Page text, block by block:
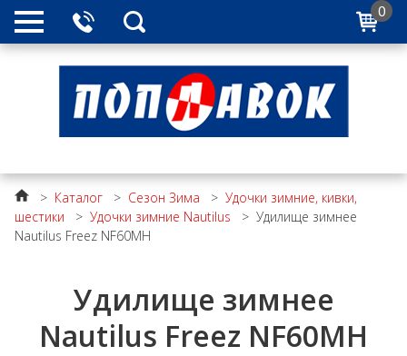
0
> Каталог > Сезон Зима > Удочки зимние, кивки,
шестики
> Удочки зимние Nautilus > Удилище зимнее
Nautilus Freez NF60MH
Удилище зимнее
Nautilus Freez NF60MH